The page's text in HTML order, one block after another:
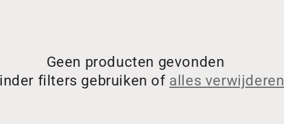
Geen producten gevonden
filters gebruiken of alles verwijderen